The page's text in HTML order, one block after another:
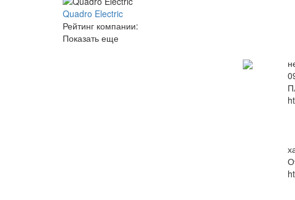
Quadro Electric
Рейтинг компании:
Показать еще